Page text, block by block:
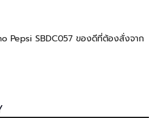
Pepsi SBDC057 ของดีที่ต้องสั่งจาก